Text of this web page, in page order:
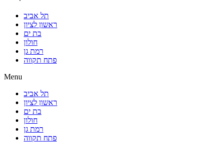
תל אביב
ראשון לציון
בת ים
חולון
רמת גן
פתח תקווה
Menu
תל אביב
ראשון לציון
בת ים
חולון
רמת גן
פתח תקווה